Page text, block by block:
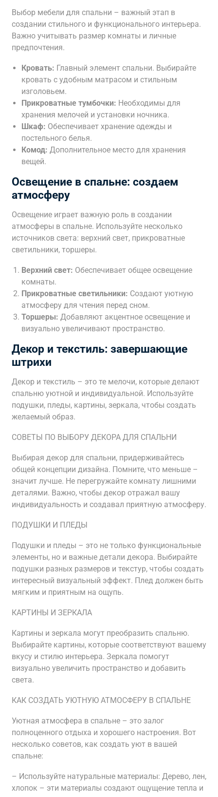
Выбор мебели для спальни – важный этап в
создании стильного и функционального интерьера.
Важно учитывать размер комнаты и личные
предпочтения.
Кровать: Главный элемент спальни. Выбирайте
кровать с удобным матрасом и стильным
изголовьем.
Прикроватные тумбочки: Необходимы для
хранения мелочей и установки ночника.
Шкаф: Обеспечивает хранение одежды и
постельного белья.
Комод: Дополнительное место для хранения
вещей.
Освещение в спальне: создаем
атмосферу
Освещение играет важную роль в создании
атмосферы в спальне. Используйте несколько
источников света: верхний свет, прикроватные
светильники, торшеры.
Верхний свет: Обеспечивает общее освещение
комнаты.
Прикроватные светильники: Создают уютную
атмосферу для чтения перед сном.
Торшеры: Добавляют акцентное освещение и
визуально увеличивают пространство.
Декор и текстиль: завершающие
штрихи
Декор и текстиль – это те мелочи, которые делают
спальню уютной и индивидуальной. Используйте
подушки, пледы, картины, зеркала, чтобы создать
желаемый образ.
СОВЕТЫ ПО ВЫБОРУ ДЕКОРА ДЛЯ СПАЛЬНИ
Выбирая декор для спальни, придерживайтесь
общей концепции дизайна. Помните, что меньше –
значит лучше. Не перегружайте комнату лишними
деталями. Важно, чтобы декор отражал вашу
индивидуальность и создавал приятную атмосферу.
ПОДУШКИ И ПЛЕДЫ
Подушки и пледы – это не только функциональные
элементы, но и важные детали декора. Выбирайте
подушки разных размеров и текстур, чтобы создать
интересный визуальный эффект. Плед должен быть
мягким и приятным на ощупь.
КАРТИНЫ И ЗЕРКАЛА
Картины и зеркала могут преобразить спальню.
Выбирайте картины, которые соответствуют вашему
вкусу и стилю интерьера. Зеркала помогут
визуально увеличить пространство и добавить
света.
КАК СОЗДАТЬ УЮТНУЮ АТМОСФЕРУ В СПАЛЬНЕ
Уютная атмосфера в спальне – это залог
полноценного отдыха и хорошего настроения. Вот
несколько советов, как создать уют в вашей
спальне:
– Используйте натуральные материалы: Дерево, лен,
хлопок – эти материалы создают ощущение тепла и